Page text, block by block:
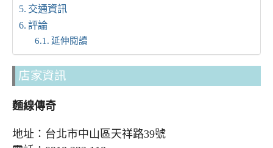
交通資訊
評論
延伸閱讀
店家資訊
麵線傳奇
地址：台北市中山區天祥路39號